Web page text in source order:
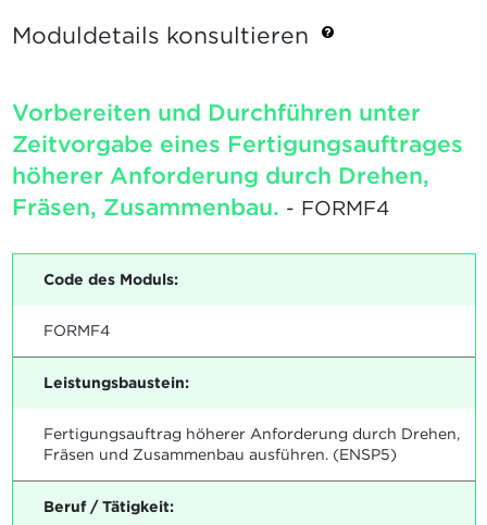
Moduldetails konsultieren
Vorbereiten und Durchführen unter
Zeitvorgabe eines Fertigungsauftrages
höherer Anforderung durch Drehen,
Fräsen, Zusammenbau. - FORMF4
Code des Moduls:
FORMF4
Leistungsbaustein:
Fertigungsauftrag höherer Anforderung durch Drehen,
Fräsen und Zusammenbau ausführen. (ENSP5)
Beruf / Tätigkeit: